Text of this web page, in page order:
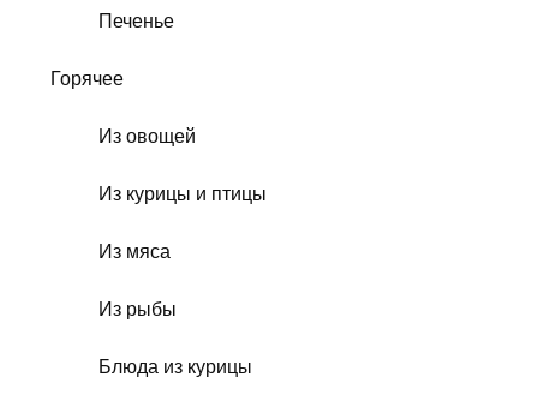
Печенье
Горячее
Из овощей
Из курицы и птицы
Из мяса
Из рыбы
Блюда из курицы